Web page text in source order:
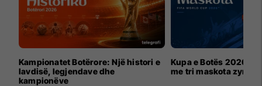
Kampionatet Botërore: Një histori e
lavdisë, legjendave dhe
kampionëve
Kupa e Botës 2026
me tri maskota zyrtare